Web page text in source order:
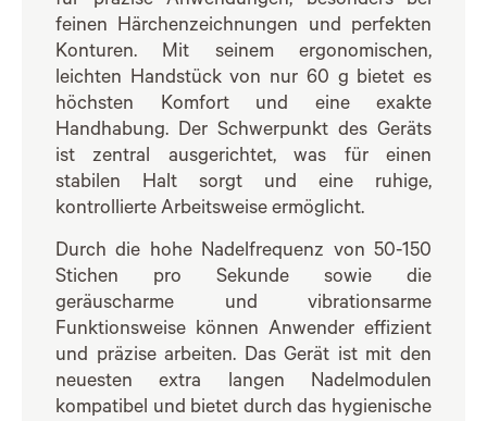
feinen Härchenzeichnungen und perfekten
Konturen. Mit seinem ergonomischen,
leichten Handstück von nur 60 g bietet es
höchsten Komfort und eine exakte
Handhabung. Der Schwerpunkt des Geräts
ist zentral ausgerichtet, was für einen
stabilen Halt sorgt und eine ruhige,
kontrollierte Arbeitsweise ermöglicht.
Durch die hohe Nadelfrequenz von 50-150
Stichen pro Sekunde sowie die
geräuscharme und vibrationsarme
Funktionsweise können Anwender effizient
und präzise arbeiten. Das Gerät ist mit den
neuesten extra langen Nadelmodulen
kompatibel und bietet durch das hygienische